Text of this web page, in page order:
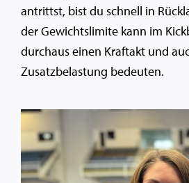
antrittst, bist du schnell in
der Gewichtslimite kann im
durchaus einen Kraftakt und
Zusatzbelastung bedeuten.